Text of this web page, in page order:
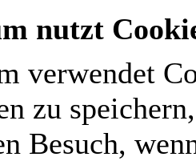
nutzt
verwendet
zu
Besuch,